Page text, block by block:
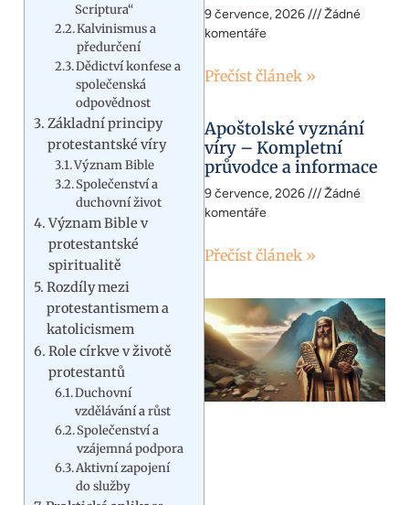
Scriptura“
Kalvinismus a
předurčení
Dědictví konfese a
společenská
odpovědnost
Základní principy
protestantské víry
Význam Bible
Společenství a
duchovní život
Význam Bible v
protestantské
spiritualitě
Rozdíly mezi
protestantismem a
katolicismem
Role církve v životě
protestantů
Duchovní
vzdělávání a růst
Společenství a
vzájemná podpora
Aktivní zapojení
do služby
9 července, 2026
Žádné
komentáře
Přečíst článek »
Apoštolské vyznání
víry – Kompletní
průvodce a informace
9 července, 2026
Žádné
komentáře
Přečíst článek »